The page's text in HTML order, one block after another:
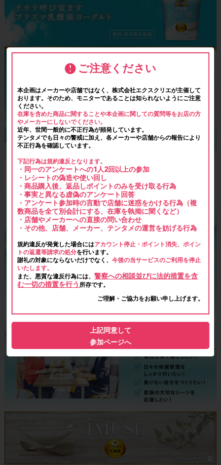
ご注意ください
本企画はメーカーや店舗ではなく、株式会社エクスクリエが主催して
おります。そのため、モニターであることは知られないようにご注意
ください。
在庫を含めた商品に関することや本企画に関しての質問等をお店の方
やメーカーにしないでください。
近年、世間一般的に不正行為が頻発しています。
テンタメでも日々の警戒に加え、各メーカーや店舗からの報告により
不正行為を確認しています。
下記行為は規約違反となります。
・同一のアンケートへの1人2回以上の参加
・レシートの偽造や使い回し
・商品購入後、返品しポイントのみを受け取る行為
・事実と異なる虚偽のアンケート回答
・アンケート参加時の言動で店舗に迷惑をかける行為（複
数商品を全て別会計にする、在庫を執拗に聞くなど）
・店舗やメーカーへの直接の問い合わせ
・その他、店舗、メーカー、テンタメの運営を妨げる行為
規約違反が発覚した場合にはアカウント停止・ポイント消失、ポイン
トの返還等請求の処分を行います。
謝礼の対象にならないだけでなく、今後の当サービスのご利用を停止
いたします。
また、悪質な違反行為には、警察への相談並びに法的措置を含
む一切の措置を行う 所存です。
ご理解・ご協力をお願い申し上げます。
上記同意して
参加ページへ